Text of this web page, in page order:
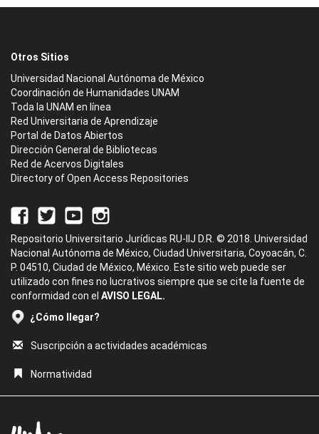
Otros Sitios
Universidad Nacional Autónoma de México
Coordinación de Humanidades UNAM
Toda la UNAM en línea
Red Universitaria de Aprendizaje
Portal de Datos Abiertos
Dirección General de Bibliotecas
Red de Acervos Digitales
Directory of Open Access Repositories
Repositorio Universitario Jurídicas RU-IIJ D.R. © 2018. Universidad
Nacional Autónoma de México, Ciudad Universitaria, Coyoacán, C.
P. 04510, Ciudad de México, México. Este sitio web puede ser
utilizado con fines no lucrativos siempre que se cite la fuente de
conformidad con el AVISO LEGAL.
¿Cómo llegar?
Suscripción a actividades académicas
Normatividad